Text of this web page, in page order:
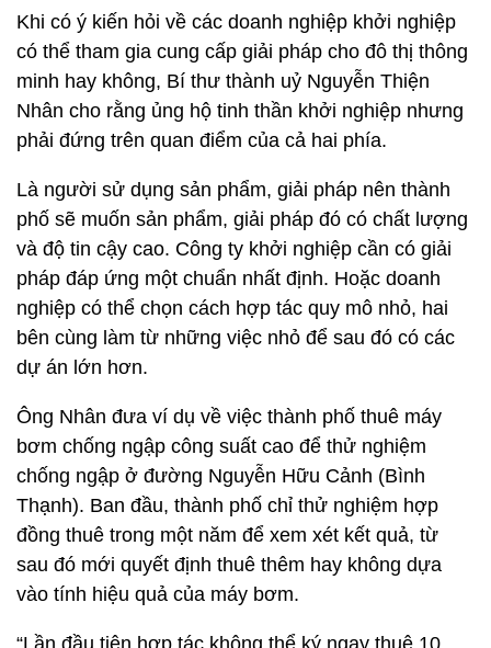
Khi có ý kiến hỏi về các doanh nghiệp khởi nghiệp
có thể tham gia cung cấp giải pháp cho đô thị thông
minh hay không, Bí thư thành uỷ Nguyễn Thiện
Nhân cho rằng ủng hộ tinh thần khởi nghiệp nhưng
phải đứng trên quan điểm của cả hai phía.
Là người sử dụng sản phẩm, giải pháp nên thành
phố sẽ muốn sản phẩm, giải pháp đó có chất lượng
và độ tin cậy cao. Công ty khởi nghiệp cần có giải
pháp đáp ứng một chuẩn nhất định. Hoặc doanh
nghiệp có thể chọn cách hợp tác quy mô nhỏ, hai
bên cùng làm từ những việc nhỏ để sau đó có các
dự án lớn hơn.
Ông Nhân đưa ví dụ về việc thành phố thuê máy
bơm chống ngập công suất cao để thử nghiệm
chống ngập ở đường Nguyễn Hữu Cảnh (Bình
Thạnh). Ban đầu, thành phố chỉ thử nghiệm hợp
đồng thuê trong một năm để xem xét kết quả, từ
sau đó mới quyết định thuê thêm hay không dựa
vào tính hiệu quả của máy bơm.
“Lần đầu tiên hợp tác không thể ký ngay thuê 10